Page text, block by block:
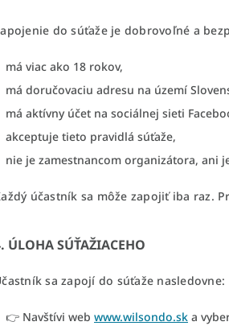
do súťaže je dobrovoľné a
má viac ako 18 rokov,
má doručovaciu adresu na území
má aktívny účet na sociálnej sieti
akceptuje tieto pravidlá súťaže,
nie je zamestnancom organizátora, ani
účastník sa môže zapojiť iba raz.
ÚLOHA SÚŤAŽIACEHO
sa zapojí do súťaže nasledovne:
👉 Navštívi web www.wilsondo.sk a